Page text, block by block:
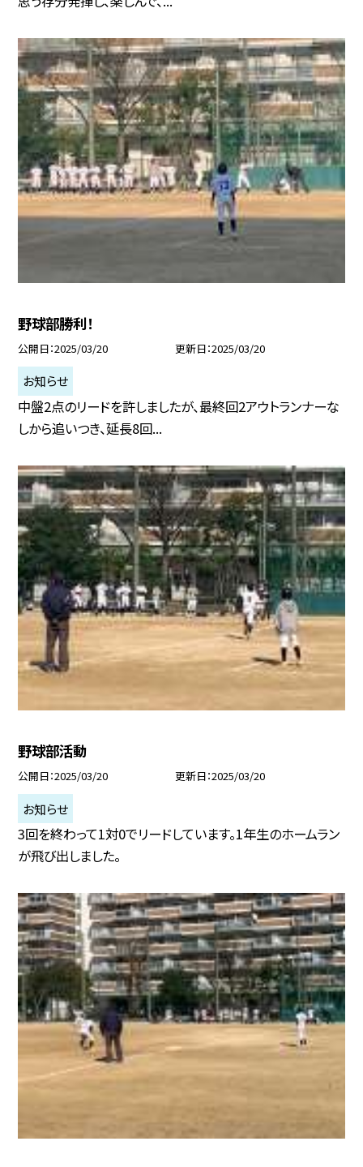
野球部勝利！
公開日 2025/03/20 更新日 2025/03/20
お知らせ
中盤2点のリードを許しましたが、最終回2アウトランナーな
しから追いつき、延長8回...
野球部活動
公開日 2025/03/20 更新日 2025/03/20
お知らせ
3回を終わって1対0でリードしています。1年生のホームラン
が飛び出しました。